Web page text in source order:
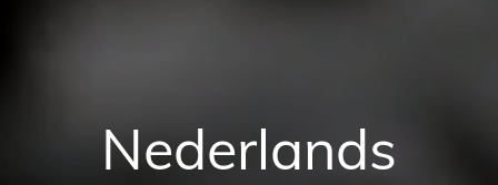
Nederlands